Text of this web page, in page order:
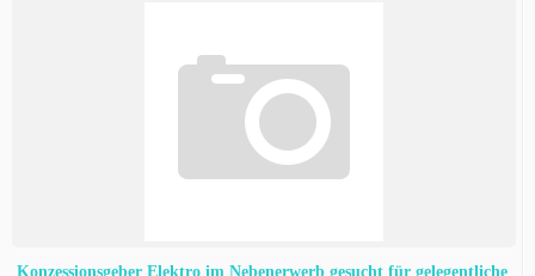
Konzessionsgeber Elektro im Nebenerwerb gesucht für gelegentliche